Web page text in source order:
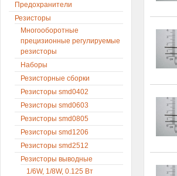
Предохранители
Резисторы
Многооборотные
прецизионные регулируемые
резисторы
Наборы
Резисторные сборки
Резисторы smd0402
Резисторы smd0603
Резисторы smd0805
Резисторы smd1206
Резисторы smd2512
Резисторы выводные
1/6W, 1/8W, 0.125 Вт